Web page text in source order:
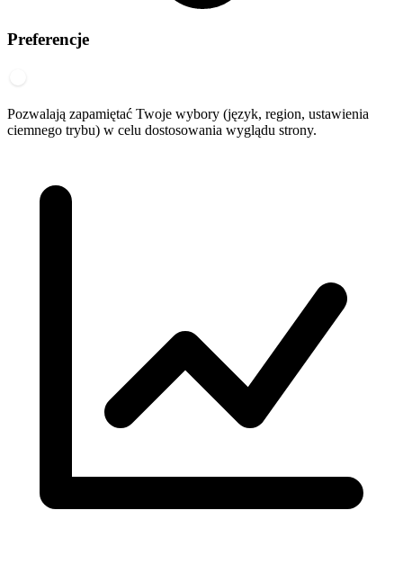
Preferencje
Pozwalają zapamiętać Twoje wybory (język, region, ustawienia
ciemnego trybu) w celu dostosowania wyglądu strony.